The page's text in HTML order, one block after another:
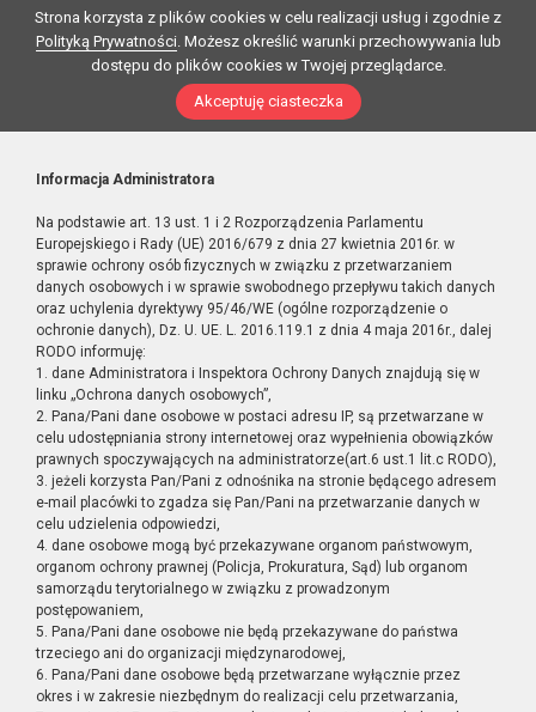
Strona korzysta z plików cookies w celu realizacji usług i zgodnie z
Polityką Prywatności. Możesz określić warunki przechowywania lub
dostępu do plików cookies w Twojej przeglądarce.
Akceptuję ciasteczka
Informacja Administratora
Na podstawie art. 13 ust. 1 i 2 Rozporządzenia Parlamentu
Europejskiego i Rady (UE) 2016/679 z dnia 27 kwietnia 2016r. w
sprawie ochrony osób fizycznych w związku z przetwarzaniem
danych osobowych i w sprawie swobodnego przepływu takich danych
oraz uchylenia dyrektywy 95/46/WE (ogólne rozporządzenie o
ochronie danych), Dz. U. UE. L. 2016.119.1 z dnia 4 maja 2016r., dalej
RODO informuję:
1. dane Administratora i Inspektora Ochrony Danych znajdują się w
linku „Ochrona danych osobowych”,
2. Pana/Pani dane osobowe w postaci adresu IP, są przetwarzane w
celu udostępniania strony internetowej oraz wypełnienia obowiązków
prawnych spoczywających na administratorze(art.6 ust.1 lit.c RODO),
3. jeżeli korzysta Pan/Pani z odnośnika na stronie będącego adresem
e-mail placówki to zgadza się Pan/Pani na przetwarzanie danych w
celu udzielenia odpowiedzi,
4. dane osobowe mogą być przekazywane organom państwowym,
organom ochrony prawnej (Policja, Prokuratura, Sąd) lub organom
samorządu terytorialnego w związku z prowadzonym
postępowaniem,
5. Pana/Pani dane osobowe nie będą przekazywane do państwa
trzeciego ani do organizacji międzynarodowej,
6. Pana/Pani dane osobowe będą przetwarzane wyłącznie przez
okres i w zakresie niezbędnym do realizacji celu przetwarzania,